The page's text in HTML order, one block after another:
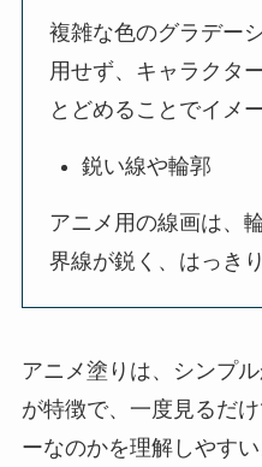
複雑な色のグラデー
用せず、キャラクタ
とどめることでイメ
鋭い線や輪郭
アニメ用の線画は、
界線が鋭く、はっき
アニメ塗りは、シンプ
が特徴で、一度見るだ
ーなのかを理解しやす